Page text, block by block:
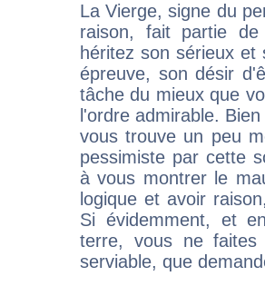
La Vierge, signe du
raison, fait partie
héritez son sérieux
épreuve, son désir
tâche du mieux que
l'ordre admirable.
vous trouve un peu
pessimiste par cette
à vous montrer le
logique et avoir
Si évidemment, et
terre, vous ne
serviable, que